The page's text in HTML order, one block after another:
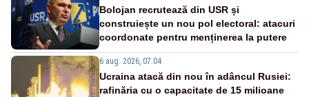
Bolojan recrutează din USR și
construiește un nou pol electoral: atacuri
coordonate pentru menținerea la putere
6 aug. 2026, 07:04
Ucraina atacă din nou în adâncul Rusiei:
rafinăria cu o capacitate de 15 milioane